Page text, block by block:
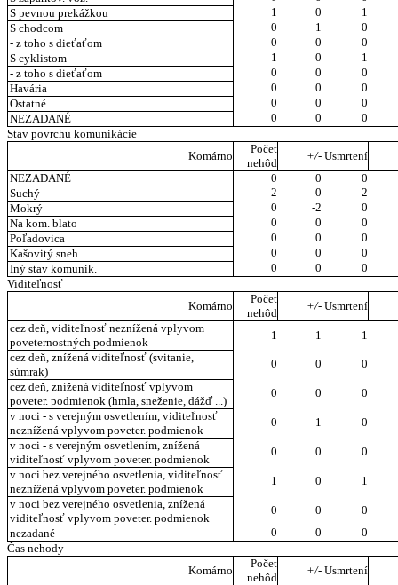
S pevnou prekážkou
1 0
1
S chodcom
0 -1
0
- z toho s dieťaťom
0 0
0
S cyklistom
1 0
1
- z toho s dieťaťom
0 0
0
Havária
0 0
0
Ostatné
0 0
0
NEZADANÉ
0 0
0
Stav povrchu komunikácie
Komárno
Počet
nehôd
+/- Usmrtení
NEZADANÉ
0 0
0
Suchý
2 0
2
Mokrý
0 -2
0
Na kom. blato
0 0
0
Poľadovica
0 0
0
Kašovitý sneh
0 0
0
Iný stav komunik.
0 0
0
Viditeľnosť
Komárno
Počet
nehôd
+/- Usmrtení
cez deň, viditeľnosť neznížená vplyvom
poveternostných podmienok
1 -1
1
cez deň, znížená viditeľnosť (svitanie,
súmrak)
0 0
0
cez deň, znížená viditeľnosť vplyvom
poveter. podmienok (hmla, sneženie, dážď ...)
0 0
0
v noci - s verejným osvetlením, viditeľnosť
neznížená vplyvom poveter. podmienok
0 -1
0
v noci - s verejným osvetlením, znížená
viditeľnosť vplyvom poveter. podmienok
0 0
0
v noci bez verejného osvetlenia, viditeľnosť
neznížená vplyvom poveter. podmienok
1 0
1
v noci bez verejného osvetlenia, znížená
viditeľnosť vplyvom poveter. podmienok
0 0
0
nezadané
0 0
0
Čas nehody
Komárno
Počet
nehôd
+/- Usmrtení